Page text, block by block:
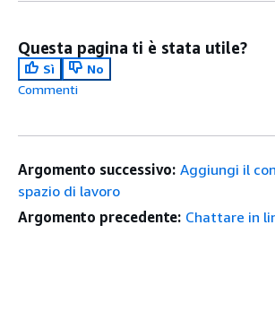
Questa pagina ti è stata utile?
Sì
No
Commenti
Argomento successivo: Aggiungi il
spazio di lavoro
Argomento precedente: Chattare in